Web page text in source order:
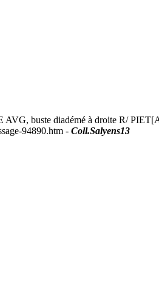
buste diadémé à droite R/
94890.htm - Coll.Salyens13